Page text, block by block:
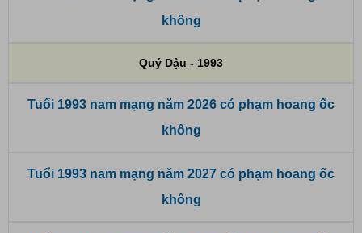
không
Quý Dậu - 1993
Tuổi 1993 nam mạng năm 2026 có phạm hoang ốc
không
Tuổi 1993 nam mạng năm 2027 có phạm hoang ốc
không